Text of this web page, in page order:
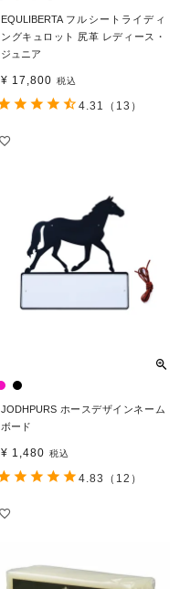
EQULIBERTA フルシートライディ
ングキュロット 尻革 レディース・
ジュニア
¥ 17,800 税込
4.31 （13）
JODHPURS ホースデザインネーム
ボード
¥ 1,480 税込
4.83 （12）